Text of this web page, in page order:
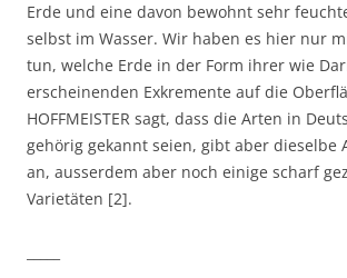
Erde und eine davon bewohnt sehr
selbst im Wasser. Wir haben es hier nur
tun, welche Erde in der Form ihrer wie
erscheinenden Exkremente auf die
HOFFMEISTER sagt, dass die Arten in
gehörig gekannt seien, gibt aber dieselbe
an, ausserdem aber noch einige scharf
Varietäten [2].